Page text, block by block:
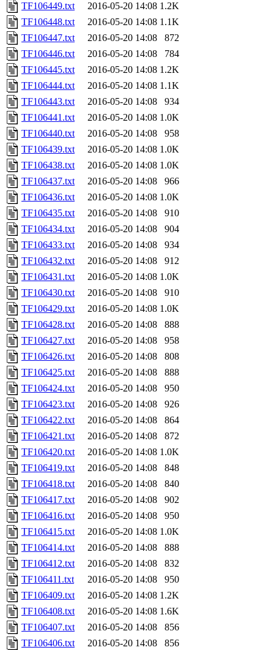
TF106449.txt
2016-05-20 14:08 1.2K
TF106448.txt
2016-05-20 14:08 1.1K
TF106447.txt
2016-05-20 14:08
872
TF106446.txt
2016-05-20 14:08
784
TF106445.txt
2016-05-20 14:08 1.2K
TF106444.txt
2016-05-20 14:08 1.1K
TF106443.txt
2016-05-20 14:08
934
TF106441.txt
2016-05-20 14:08 1.0K
TF106440.txt
2016-05-20 14:08
958
TF106439.txt
2016-05-20 14:08 1.0K
TF106438.txt
2016-05-20 14:08 1.0K
TF106437.txt
2016-05-20 14:08
966
TF106436.txt
2016-05-20 14:08 1.0K
TF106435.txt
2016-05-20 14:08
910
TF106434.txt
2016-05-20 14:08
904
TF106433.txt
2016-05-20 14:08
934
TF106432.txt
2016-05-20 14:08
912
TF106431.txt
2016-05-20 14:08 1.0K
TF106430.txt
2016-05-20 14:08
910
TF106429.txt
2016-05-20 14:08 1.0K
TF106428.txt
2016-05-20 14:08
888
TF106427.txt
2016-05-20 14:08
958
TF106426.txt
2016-05-20 14:08
808
TF106425.txt
2016-05-20 14:08
888
TF106424.txt
2016-05-20 14:08
950
TF106423.txt
2016-05-20 14:08
926
TF106422.txt
2016-05-20 14:08
864
TF106421.txt
2016-05-20 14:08
872
TF106420.txt
2016-05-20 14:08 1.0K
TF106419.txt
2016-05-20 14:08
848
TF106418.txt
2016-05-20 14:08
840
TF106417.txt
2016-05-20 14:08
902
TF106416.txt
2016-05-20 14:08
950
TF106415.txt
2016-05-20 14:08 1.0K
TF106414.txt
2016-05-20 14:08
888
TF106412.txt
2016-05-20 14:08
832
TF106411.txt
2016-05-20 14:08
950
TF106409.txt
2016-05-20 14:08 1.2K
TF106408.txt
2016-05-20 14:08 1.6K
TF106407.txt
2016-05-20 14:08
856
TF106406.txt
2016-05-20 14:08
856